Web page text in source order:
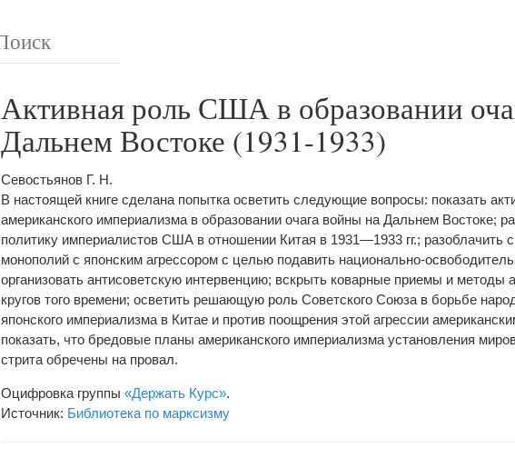
Активная роль США в образовании
Дальнем Востоке (1931-1933)
Севостьянов Г. Н.
В настоящей книге сделана попытка осветить следующие вопросы: показать
американского империализма в образовании очага войны на Дальнем Востоке;
политику империалистов США в отношении Китая в 1931—1933 гг.; разоблачить
монополий с японским агрессором с целью подавить национально-
организовать антисоветскую интервенцию; вскрыть коварные приемы и методы
кругов того времени; осветить решающую роль Советского Союза в борьбе
японского империализма в Китае и против поощрения этой агрессии
показать, что бредовые планы американского империализма установления
стрита обречены на провал.
Оцифровка группы «Держать Курс».
Источник: Библиотека по марксизму